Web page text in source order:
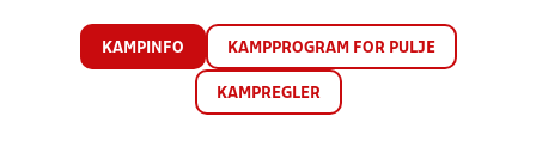
KAMPINFO KAMPPROGRAM FOR PULJE
KAMPREGLER